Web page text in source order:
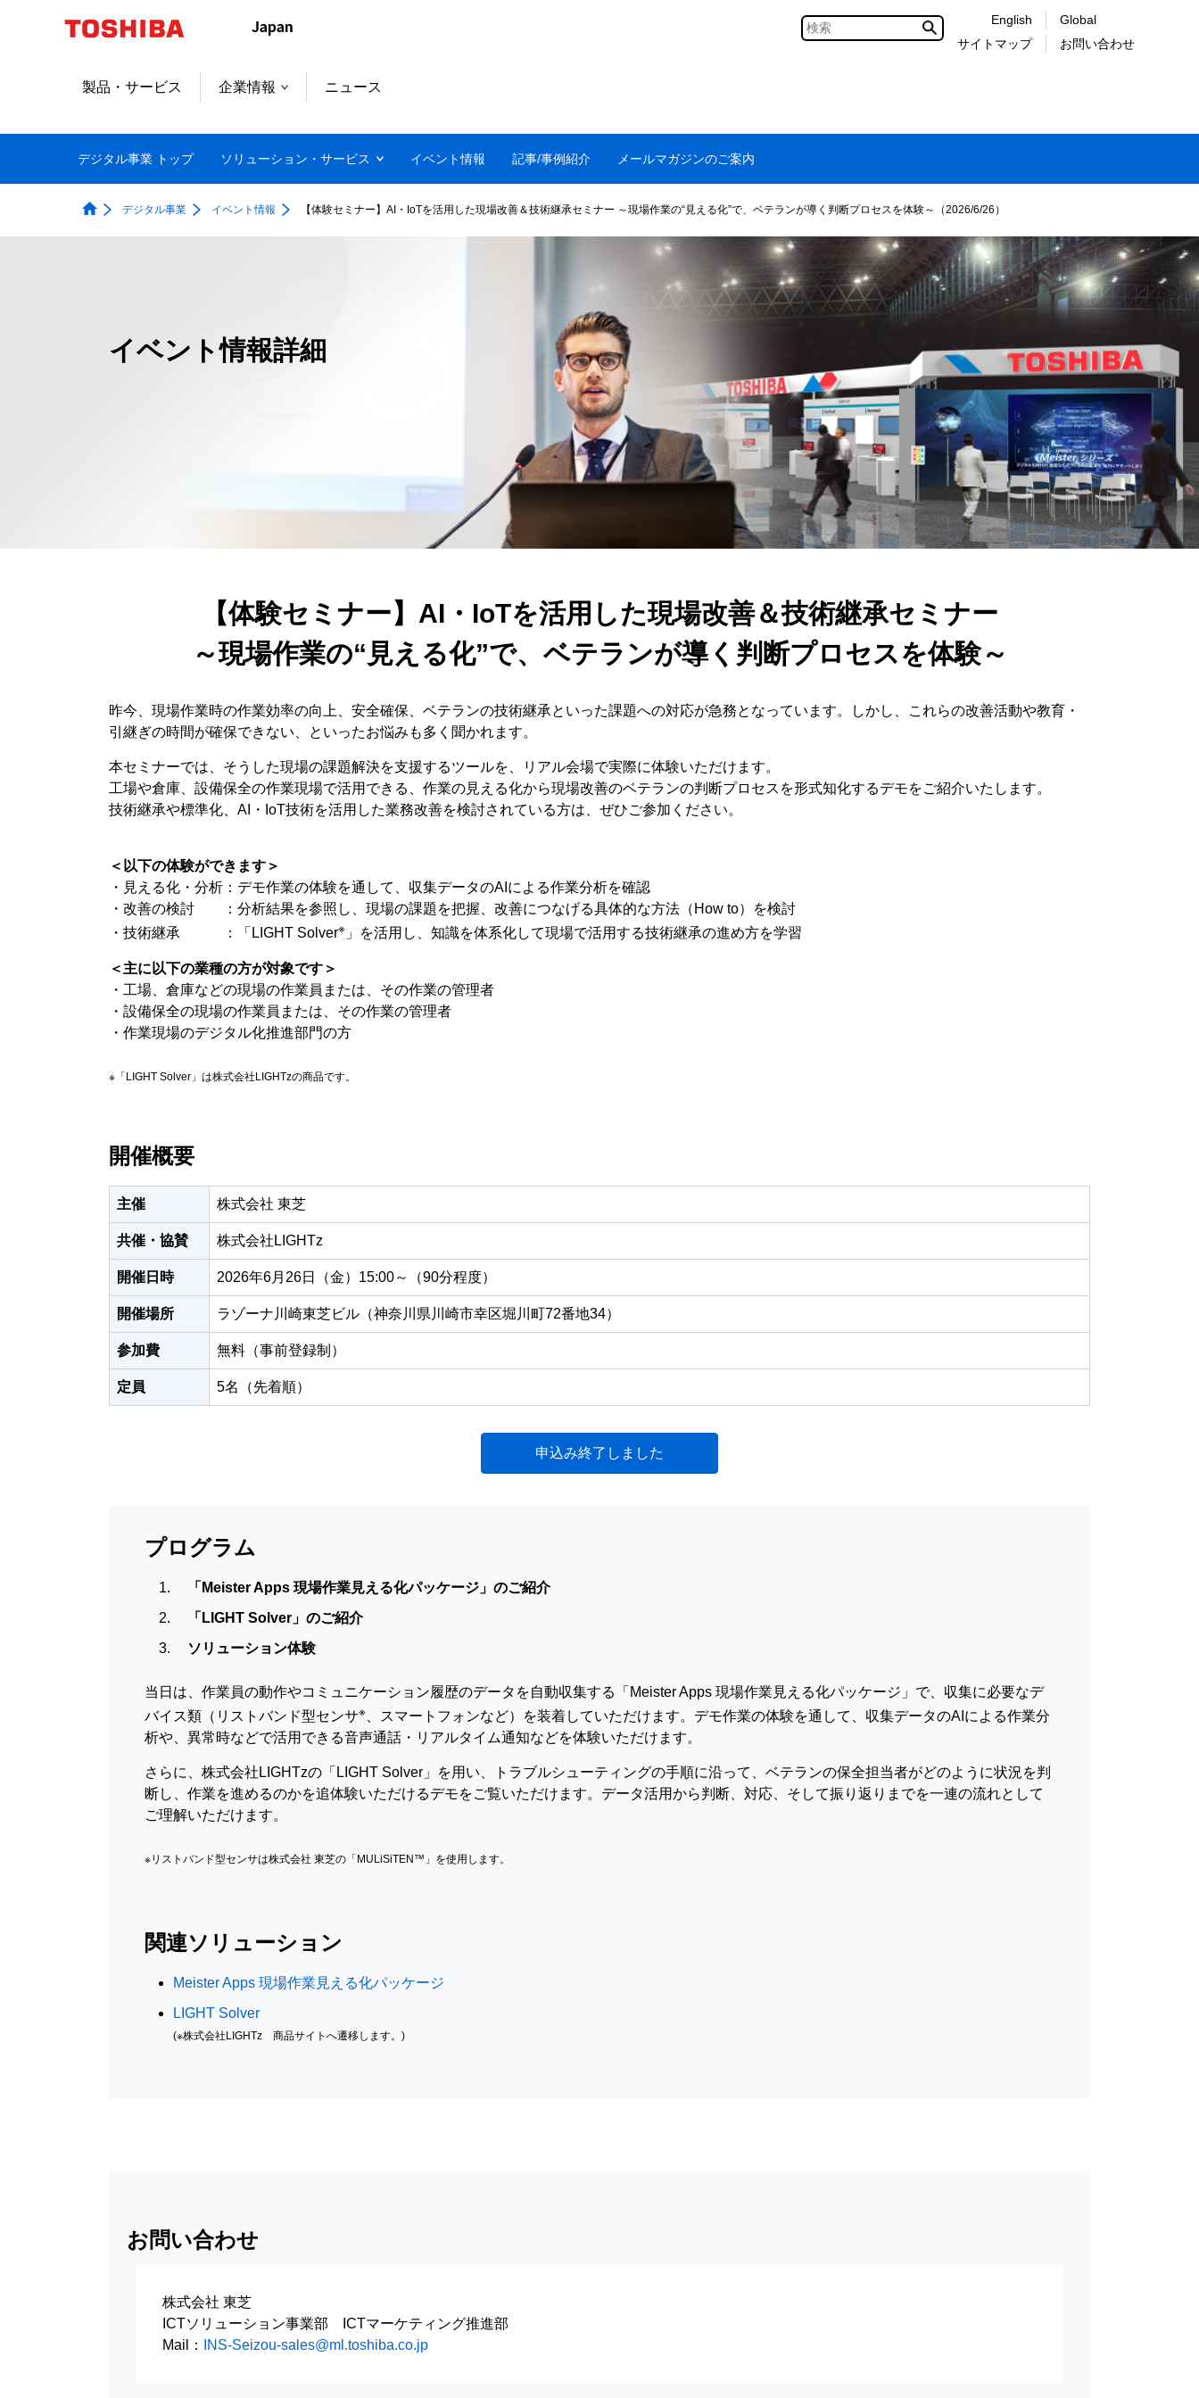
English
サイトマップ
Global
お問い合わせ
製品・サービス 企業情報 ニュース
デジタル事業 トップ ソリューション・サービス イベント情報 記事/事例紹介 メールマガジンのご案内
デジタル事業 イベント情報 【体験セミナー】AI・IoTを活用した現場改善＆技術継承セミナー ～現場作業の“見える化”で、ベテランが導く判断プロセスを体験～（2026/6/26）
イベント情報詳細
【体験セミナー】AI・IoTを活用した現場改善＆技術継承セミナー
～現場作業の“見える化”で、ベテランが導く判断プロセスを体験～
昨今、現場作業時の作業効率の向上、安全確保、ベテランの技術継承といった課題への対応が急務となっています。しかし、これらの改善活動や教育・
引継ぎの時間が確保できない、といったお悩みも多く聞かれます。
本セミナーでは、そうした現場の課題解決を支援するツールを、リアル会場で実際に体験いただけます。
工場や倉庫、設備保全の作業現場で活用できる、作業の見える化から現場改善のベテランの判断プロセスを形式知化するデモをご紹介いたします。
技術継承や標準化、AI・IoT技術を活用した業務改善を検討されている方は、ぜひご参加ください。
＜以下の体験ができます＞
・見える化・分析：デモ作業の体験を通して、収集データのAIによる作業分析を確認
・改善の検討 ：分析結果を参照し、現場の課題を把握、改善につなげる具体的な方法（How to）を検討
・技術継承 ：「LIGHT Solver※ 」を活用し、知識を体系化して現場で活用する技術継承の進め方を学習
＜主に以下の業種の方が対象です＞
・工場、倉庫などの現場の作業員または、その作業の管理者
・設備保全の現場の作業員または、その作業の管理者
・作業現場のデジタル化推進部門の方
※「LIGHT Solver」は株式会社LIGHTzの商品です。
開催概要
主催 株式会社 東芝
共催・協賛 株式会社LIGHTz
開催日時 2026年6月26日（金）15:00～（90分程度）
開催場所 ラゾーナ川崎東芝ビル（神奈川県川崎市幸区堀川町72番地34）
参加費 無料（事前登録制）
定員 5名（先着順）
申込み終了しました
プログラム
「Meister Apps 現場作業見える化パッケージ」のご紹介
「LIGHT Solver」のご紹介
ソリューション体験
当日は、作業員の動作やコミュニケーション履歴のデータを自動収集する「Meister Apps 現場作業見える化パッケージ」で、収集に必要なデ
バイス類（リストバンド型センサ※
、スマートフォンなど）を装着していただけます。デモ作業の体験を通して、収集データのAIによる作業分
析や、異常時などで活用できる音声通話・リアルタイム通知などを体験いただけます。
さらに、株式会社LIGHTzの「LIGHT Solver」を用い、トラブルシューティングの手順に沿って、ベテランの保全担当者がどのように状況を判
断し、作業を進めるのかを追体験いただけるデモをご覧いただけます。データ活用から判断、対応、そして振り返りまでを一連の流れとして
ご理解いただけます。
※リストバンド型センサは株式会社 東芝の「MULiSiTEN™」を使用します。
関連ソリューション
Meister Apps 現場作業見える化パッケージ
LIGHT Solver
(※株式会社LIGHTz 商品サイトへ遷移します。)
お問い合わせ
株式会社 東芝
ICTソリューション事業部 ICTマーケティング推進部
Mail：
INS-Seizou-sales@ml.toshiba.co.jp